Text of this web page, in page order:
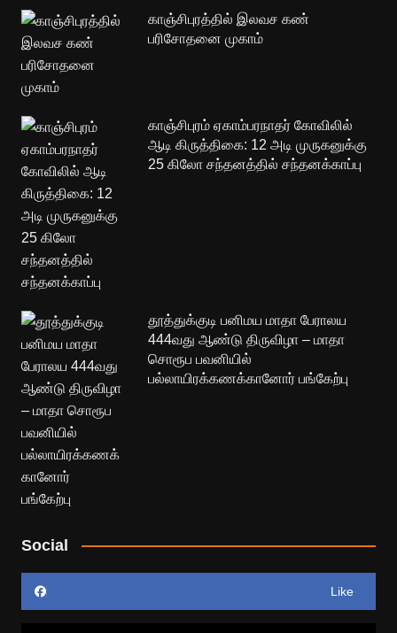
காஞ்சிபுரத்தில் இலவச கண்
பரிசோதனை முகாம்
காஞ்சிபுரம் ஏகாம்பரநாதர் கோவிலில்
ஆடி கிருத்திகை: 12 அடி முருகனுக்கு
25 கிலோ சந்தனத்தில் சந்தனக்காப்பு
தூத்துக்குடி பனிமய மாதா பேராலய
444வது ஆண்டு திருவிழா – மாதா
சொரூப பவனியில்
பல்லாயிரக்கணக்கானோர் பங்கேற்பு
Social
Like